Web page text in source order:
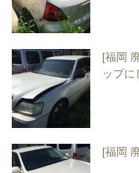
[福岡
ップに
[福岡